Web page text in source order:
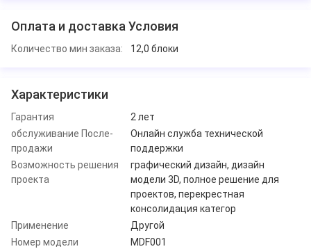
Оплата и доставка Условия
Количество мин заказа: 12,0 блоки
Характеристики
Гарантия
2 лет
обслуживание После-
продажи
Онлайн служба технической
поддержки
Возможность решения
проекта
графический дизайн, дизайн
модели 3D, полное решение для
проектов, перекрестная
консолидация категор
Применение
Другой
Номер модели
MDF001